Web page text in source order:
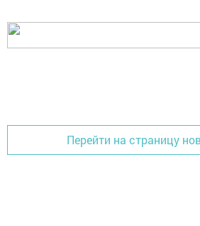
Перейти на страницу